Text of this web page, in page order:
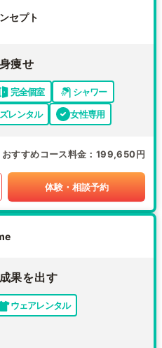
セプト
痩せ
完全個室
シャワー
レンタル 女性専用
おすすめコース料金 199,650円
体験・相談予約
果を出す
ウェアレンタル